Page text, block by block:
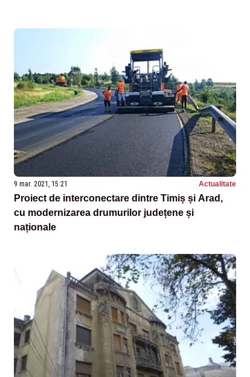
9 mar. 2021, 15:21 Actualitate
Proiect de interconectare dintre Timiș și Arad,
cu modernizarea drumurilor județene și
naționale